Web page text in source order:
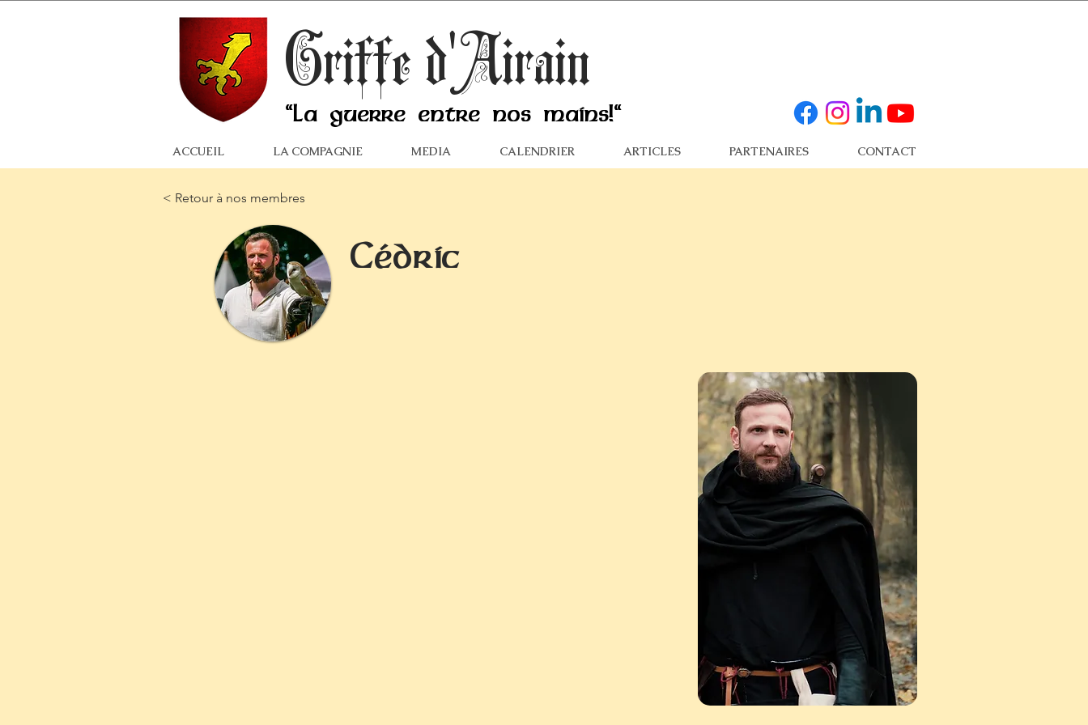
Griffe d'Airain
"La guerre entre nos mains!"
ACCUEIL LA COMPAGNIE MEDIA CALENDRIER ARTICLES PARTENAIRES CONTACT
< Retour à nos membres
Cédric